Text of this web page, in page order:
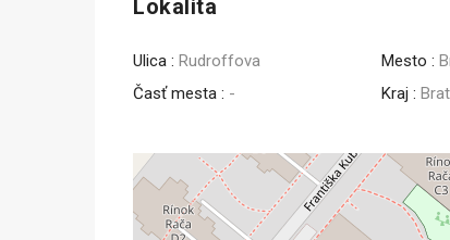
Lokalita
Ulica : Rudroffova
Časť mesta : -
Mesto :
Kraj :